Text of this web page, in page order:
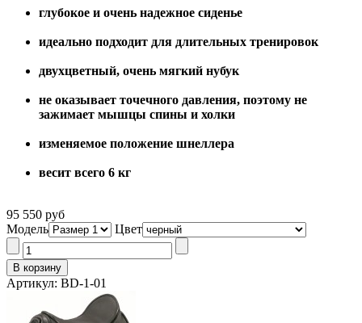
глубокое и очень надежное сиденье
идеально подходит для длительных тренировок
двухцветный, очень мягкий нубук
не оказывает точечного давления, поэтому не
зажимает мышцы спины и холки
изменяемое положение шнеллера
весит всего 6 кг
95 550 руб
Модель
Цвет
Артикул: BD-1-01